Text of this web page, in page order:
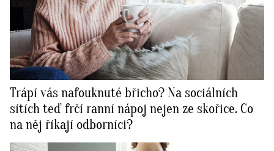
Trápí vás nafouknuté břicho? Na sociálních
sítích teď frčí ranní nápoj nejen ze skořice. Co
na něj říkají odborníci?